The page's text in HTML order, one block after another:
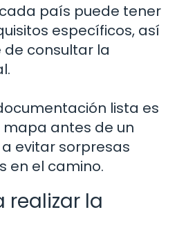
país puede tener
específicos, así
consultar la
lista es
antes de un
evitar sorpresas
en el camino.
realizar la